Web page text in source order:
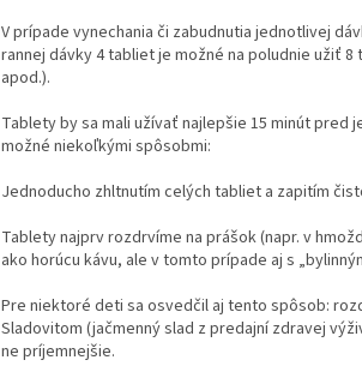
V prípade vynechania či zabudnutia jednotlivej
rannej dávky 4 tabliet je možné na poludnie užiť
apod.).
Tablety by sa mali užívať najlepšie 15 minút pred
možné niekoľkými spôsobmi:
Jednoducho zhltnutím celých tabliet a zapitím
Tablety najprv rozdrvíme na prášok (napr. v
ako horúcu kávu, ale v tomto prípade aj s
Pre niektoré deti sa osvedčil aj tento spôsob:
Sladovitom (jačmenný slad z predajní zdravej
ne príjemnejšie.